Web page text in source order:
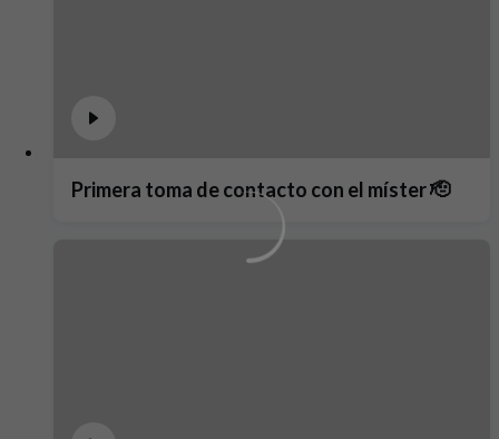
Primera toma de contacto con el míster 🫡